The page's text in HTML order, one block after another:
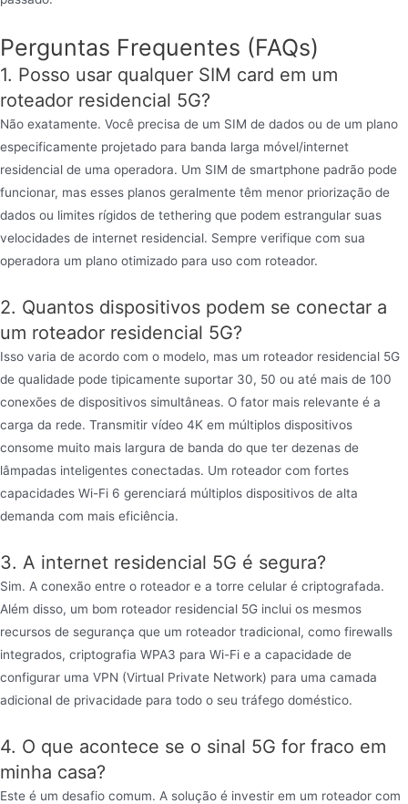
Perguntas Frequentes (FAQs)
1. Posso usar qualquer SIM card em um
roteador residencial 5G?
Não exatamente. Você precisa de um SIM de dados ou de um plano
especificamente projetado para banda larga móvel/internet
residencial de uma operadora. Um SIM de smartphone padrão pode
funcionar, mas esses planos geralmente têm menor priorização de
dados ou limites rígidos de tethering que podem estrangular suas
velocidades de internet residencial. Sempre verifique com sua
operadora um plano otimizado para uso com roteador.
2. Quantos dispositivos podem se conectar a
um roteador residencial 5G?
Isso varia de acordo com o modelo, mas um roteador residencial 5G
de qualidade pode tipicamente suportar 30, 50 ou até mais de 100
conexões de dispositivos simultâneas. O fator mais relevante é a
carga da rede. Transmitir vídeo 4K em múltiplos dispositivos
consome muito mais largura de banda do que ter dezenas de
lâmpadas inteligentes conectadas. Um roteador com fortes
capacidades Wi-Fi 6 gerenciará múltiplos dispositivos de alta
demanda com mais eficiência.
3. A internet residencial 5G é segura?
Sim. A conexão entre o roteador e a torre celular é criptografada.
Além disso, um bom roteador residencial 5G inclui os mesmos
recursos de segurança que um roteador tradicional, como firewalls
integrados, criptografia WPA3 para Wi-Fi e a capacidade de
configurar uma VPN (Virtual Private Network) para uma camada
adicional de privacidade para todo o seu tráfego doméstico.
4. O que acontece se o sinal 5G for fraco em
minha casa?
Este é um desafio comum. A solução é investir em um roteador com